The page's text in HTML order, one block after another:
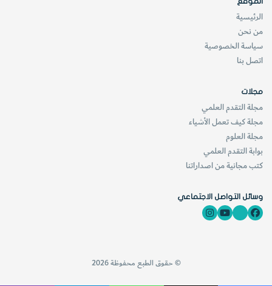
الرئيسية
من نحن
سياسة الخصوصية
اتصل بنا
مجلات
مجلة التقدم العلمي
مجلة كيف تعمل الأشياء
مجلة العلوم
بوابة التقدم العلمي
كتب مجانية من اصداراتنا
وسائل التواصل الاجتماعي
© حقوق الطبع محفوظة 2026